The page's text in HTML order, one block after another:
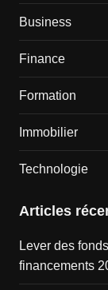
Business
Finance
Formation
Immobilier
Technologie
Articles
Lever des
financements